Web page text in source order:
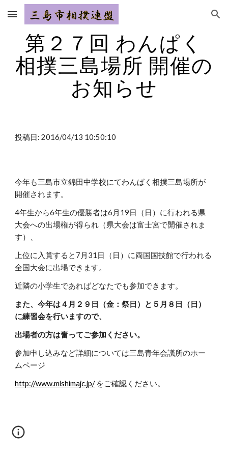
Skip to main content Skip to navigation
第２７回 わんぱく
相撲三島場所 開催の
お知らせ
投稿日: 2016/04/13 10:50:10
今年も三島市立錦田中学校にてわんぱく相撲三島場所が
開催されます。
4年生から6年生の優勝者は6月19日（日）に行われる県
大会への出場権が得られ（県大会は富士宮で開催されま
す）、
上位に入賞すると7月31日（日）に両国国技館で行われる
全国大会に出場できます。
近隣の小学生であればどなたでも参加できます。
また、今年は４月２９日（金：祭日）と５月８日（日）
に練習会を行いますので、
出場者の方は奮ってご参加ください。
参加申し込みなど詳細については三島青年会議所のホー
ムページ
http://www.mishimajc.jp/ をご確認ください。